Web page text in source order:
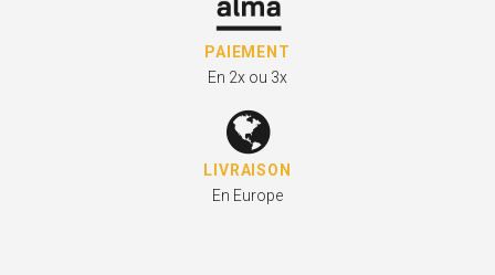
PAIEMENT
En 2x ou 3x
LIVRAISON
En Europe